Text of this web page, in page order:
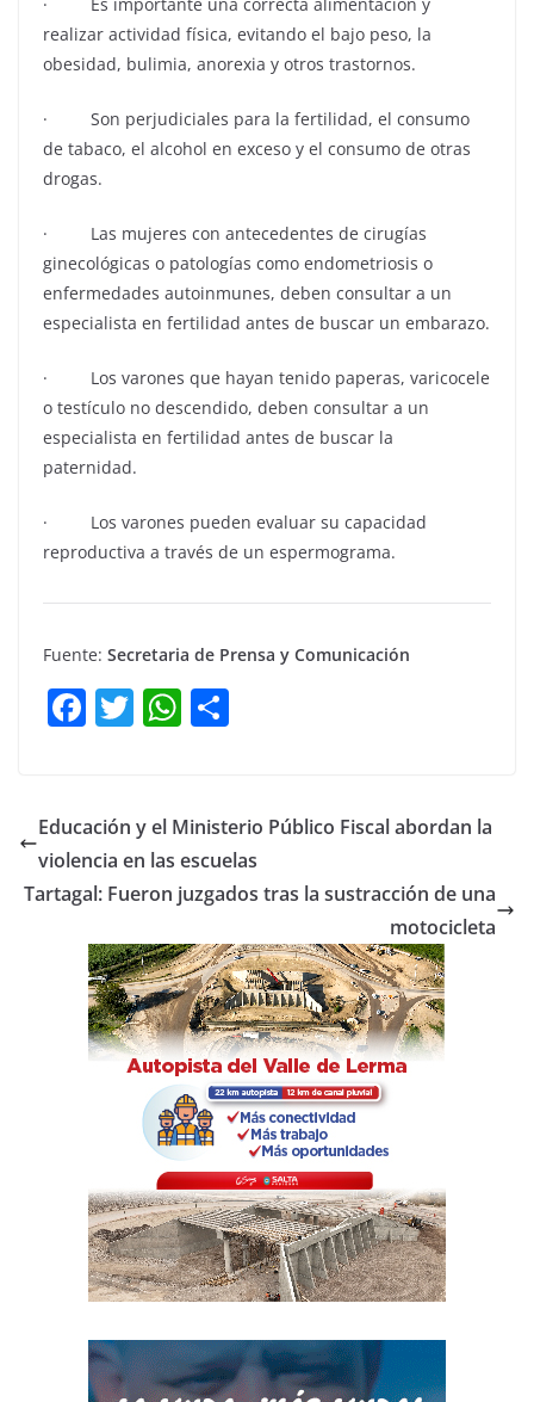
realizar actividad física, evitando el bajo peso, la
obesidad, bulimia, anorexia y otros trastornos.
· Son perjudiciales para la fertilidad, el consumo
de tabaco, el alcohol en exceso y el consumo de otras
drogas.
· Las mujeres con antecedentes de cirugías
ginecológicas o patologías como endometriosis o
enfermedades autoinmunes, deben consultar a un
especialista en fertilidad antes de buscar un embarazo.
· Los varones que hayan tenido paperas, varicocele
o testículo no descendido, deben consultar a un
especialista en fertilidad antes de buscar la
paternidad.
· Los varones pueden evaluar su capacidad
reproductiva a través de un espermograma.
Fuente: Secretaria de Prensa y Comunicación
F
e
b
o
o
k
T
er
W
s
A
p
p
p
ar
tir
Educación y el Ministerio Público Fiscal abordan la
violencia en las escuelas
Tartagal: Fueron juzgados tras la sustracción de una
motocicleta